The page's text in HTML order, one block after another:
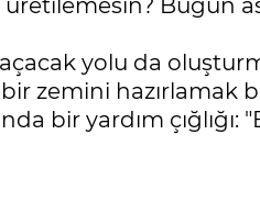
Bugün
açacak yolu da
zemini hazırlamak
bir yardım çığlığı: